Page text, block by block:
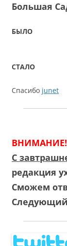
Большая
БЫЛО
СТАЛО
Спасибо junet
С
редакция
Сможем
Следующий